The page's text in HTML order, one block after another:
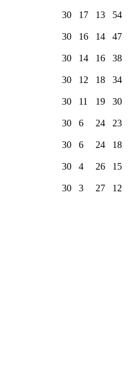
30 17 13 54
30 16 14 47
30 14 16 38
30 12 18 34
30 11 19 30
30 6 24 23
30 6 24 18
30 4 26 15
30 3 27 12